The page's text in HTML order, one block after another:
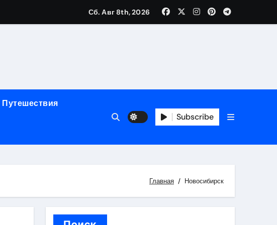
ориентиры
персональный подход и лицензированные врачи
за один день
Сб. Авг 8th, 2026
Путешествия
Subscribe
Главная Новосибирск